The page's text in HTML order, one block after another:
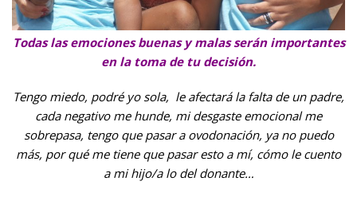
Todas las emociones buenas y malas serán importantes
en la toma de tu decisión.
Tengo miedo, podré yo sola, le afectará la falta de un padre,
cada negativo me hunde, mi desgaste emocional me
sobrepasa, tengo que pasar a ovodonación, ya no puedo
más, por qué me tiene que pasar esto a mí, cómo le cuento
a mi hijo/a lo del donante…